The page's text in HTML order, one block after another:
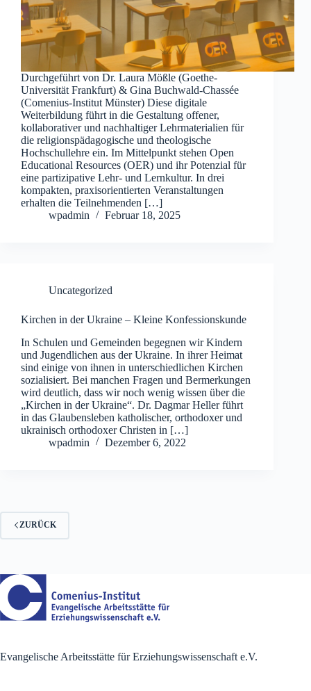
Durchgeführt von Dr. Laura Mößle (Goethe-
Universität Frankfurt) & Gina Buchwald-Chassée
(Comenius-Institut Münster) Diese digitale
Weiterbildung führt in die Gestaltung offener,
kollaborativer und nachhaltiger Lehrmaterialien für
die religionspädagogische und theologische
Hochschullehre ein. Im Mittelpunkt stehen Open
Educational Resources (OER) und ihr Potenzial für
eine partizipative Lehr- und Lernkultur. In drei
kompakten, praxisorientierten Veranstaltungen
erhalten die Teilnehmenden […]
wpadmin
Februar 18, 2025
Uncategorized
Kirchen in der Ukraine – Kleine Konfessionskunde
In Schulen und Gemeinden begegnen wir Kindern
und Jugendlichen aus der Ukraine. In ihrer Heimat
sind einige von ihnen in unterschiedlichen Kirchen
sozialisiert. Bei manchen Fragen und Bermerkungen
wird deutlich, dass wir noch wenig wissen über die
„Kirchen in der Ukraine“. Dr. Dagmar Heller führt
in das Glaubensleben katholischer, orthodoxer und
ukrainisch orthodoxer Christen in […]
wpadmin
Dezember 6, 2022
ZURÜCK
Evangelische Arbeitsstätte für Erziehungswissenschaft e.V.